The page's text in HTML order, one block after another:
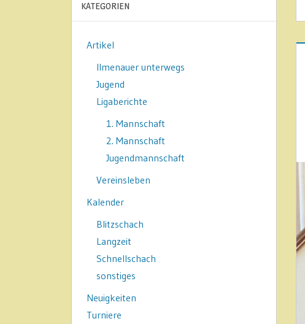
KATEGORIEN
Artikel
Ilmenauer unterwegs
Jugend
Ligaberichte
1. Mannschaft
2. Mannschaft
Jugendmannschaft
Vereinsleben
Kalender
Blitzschach
Langzeit
Schnellschach
sonstiges
Neuigkeiten
Turniere